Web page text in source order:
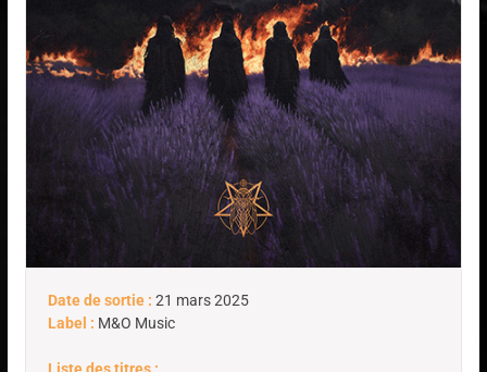
Date de sortie : 21 mars 2025
Label : M&O Music